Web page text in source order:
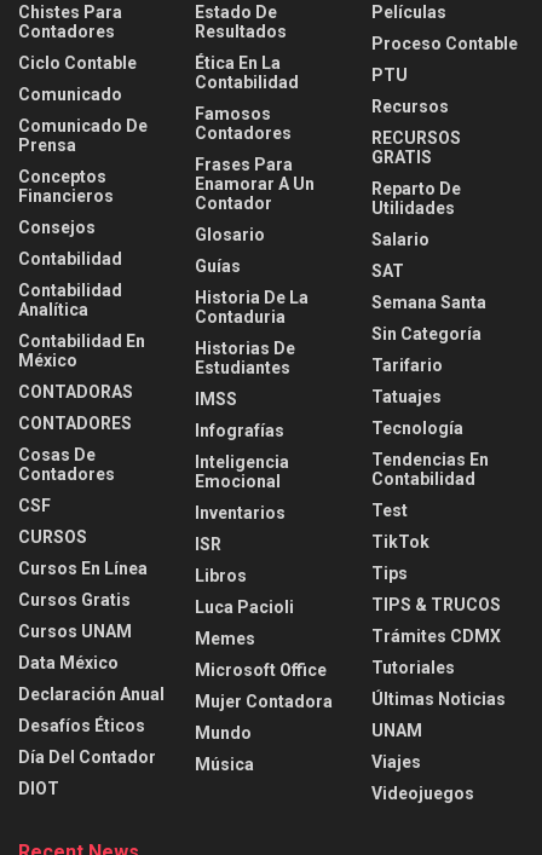
Chistes Para
Contadores
Ciclo Contable
Comunicado
Comunicado De
Prensa
Conceptos
Financieros
Consejos
Contabilidad
Contabilidad
Analítica
Contabilidad En
México
CONTADORAS
CONTADORES
Cosas De
Contadores
CSF
CURSOS
Cursos En Línea
Cursos Gratis
Cursos UNAM
Data México
Declaración Anual
Desafíos Éticos
Día Del Contador
DIOT
Estado De
Resultados
Ética En La
Contabilidad
Famosos
Contadores
Frases Para
Enamorar A Un
Contador
Glosario
Guías
Historia De La
Contaduria
Historias De
Estudiantes
IMSS
Infografías
Inteligencia
Emocional
Inventarios
ISR
Libros
Luca Pacioli
Memes
Microsoft Office
Mujer Contadora
Mundo
Música
Películas
Proceso Contable
PTU
Recursos
RECURSOS
GRATIS
Reparto De
Utilidades
Salario
SAT
Semana Santa
Sin Categoría
Tarifario
Tatuajes
Tecnología
Tendencias En
Contabilidad
Test
TikTok
Tips
TIPS & TRUCOS
Trámites CDMX
Tutoriales
Últimas Noticias
UNAM
Viajes
Videojuegos